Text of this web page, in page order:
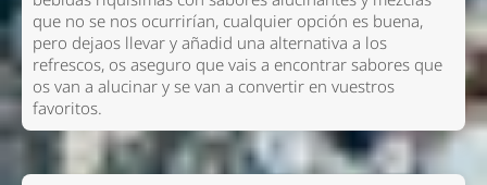
que no se nos ocurrirían, cualquier opción es buena,
pero dejaos llevar y añadid una alternativa a los
refrescos, os aseguro que vais a encontrar sabores que
os van a alucinar y se van a convertir en vuestros
favoritos.